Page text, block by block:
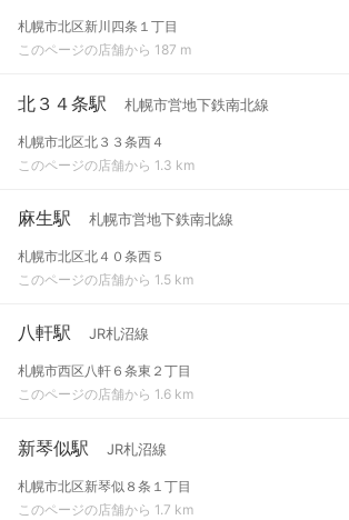
札幌市北区新川四条１丁目
このページの店舗から 187 m
北３４条駅 札幌市営地下鉄南北線
札幌市北区北３３条西４
このページの店舗から 1.3 km
麻生駅 札幌市営地下鉄南北線
札幌市北区北４０条西５
このページの店舗から 1.5 km
八軒駅 JR札沼線
札幌市西区八軒６条東２丁目
このページの店舗から 1.6 km
新琴似駅 JR札沼線
札幌市北区新琴似８条１丁目
このページの店舗から 1.7 km